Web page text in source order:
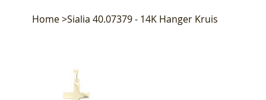
Home>Sialia 40.07379 - 14K Hanger Kruis